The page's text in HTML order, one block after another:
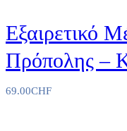
Εξαιρετικό
Πρόπολης –
69.00CHF